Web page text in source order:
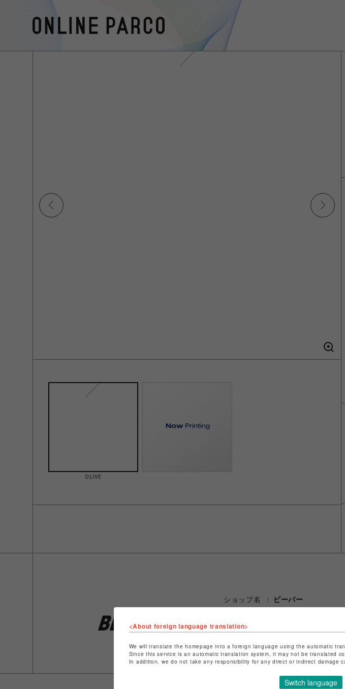
OLIVE
ショップ名
ビーバー
特定商取引法など法令に基づく表記
ショップお問い合わせは こちら
<About foreign language translation>
We will translate the homepage into a foreign language using the automatic
Since this service is an automatic translation system, it may not be translated
In addition, we do not take any responsibility for any direct or indirect damage
Switch language